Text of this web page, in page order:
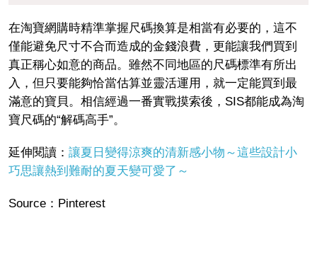
在淘寶網購時精準掌握尺碼換算是相當有必要的，這不
僅能避免尺寸不合而造成的金錢浪費，更能讓我們買到
真正稱心如意的商品。雖然不同地區的尺碼標準有所出
入，但只要能夠恰當估算並靈活運用，就一定能買到最
滿意的寶貝。相信經過一番實戰摸索後，SIS都能成為淘
寶尺碼的“解碼高手”。
延伸閱讀： 讓夏日變得涼爽的清新感小物～這些設計小
巧思讓熱到難耐的夏天變可愛了～
Source：Pinterest